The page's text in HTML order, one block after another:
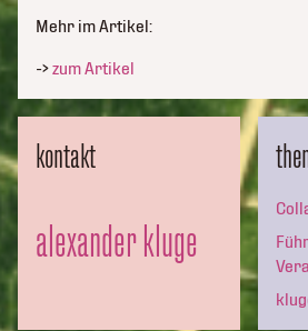
kontakt
alexander kluge
Mehr im Artikel:
->zum Artikel